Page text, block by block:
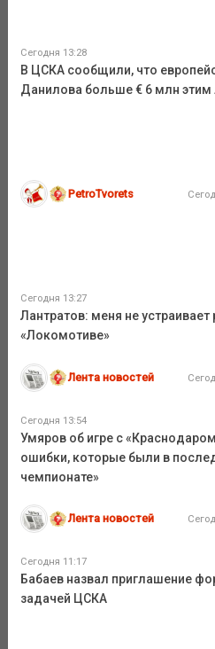
Сегодня 13:28
В ЦСКА сообщили, что
Данилова больше € 6 млн этим
PetroTvorets
Сегодня 13:27
Лантратов: меня не устраивает
«Локомотиве»
Лента новостей
Сегодня 13:54
Умяров об игре с
ошибки, которые были в
чемпионате»
Лента новостей
Сегодня 11:17
Бабаев назвал приглашение
задачей ЦСКА